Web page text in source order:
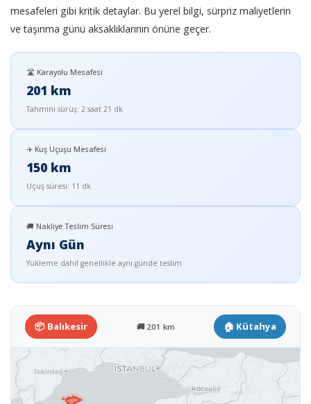
mesafeleri gibi kritik detaylar. Bu yerel bilgi, sürpriz maliyetlerin
ve taşınma günü aksaklıklarının önüne geçer.
🛣️ Karayolu Mesafesi
201 km
Tahmini sürüş: 2 saat 21 dk
✈️ Kuş Uçuşu Mesafesi
150 km
Uçuş süresi: 11 dk
🚚 Nakliye Teslim Süresi
Aynı Gün
Yükleme dahil genellikle aynı günde teslim
📦 Balıkesir 🚚 201 km 🏠 Kütahya